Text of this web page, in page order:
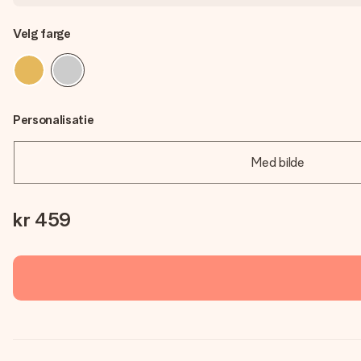
Velg farge
Personalisatie
Med bilde
kr 459